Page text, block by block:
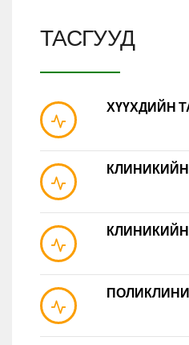
ТАСГУУД
ХҮҮХДИЙН